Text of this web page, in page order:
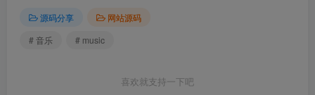
源码分享
网站源码
# 音乐
# music
喜欢就支持一下吧